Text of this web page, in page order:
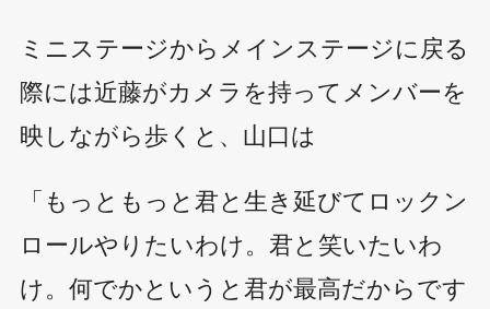
ミニステージからメインステージに戻る
際には近藤がカメラを持ってメンバーを
映しながら歩くと、山口は
「もっともっと君と生き延びてロックン
ロールやりたいわけ。君と笑いたいわ
け。何でかというと君が最高だからです